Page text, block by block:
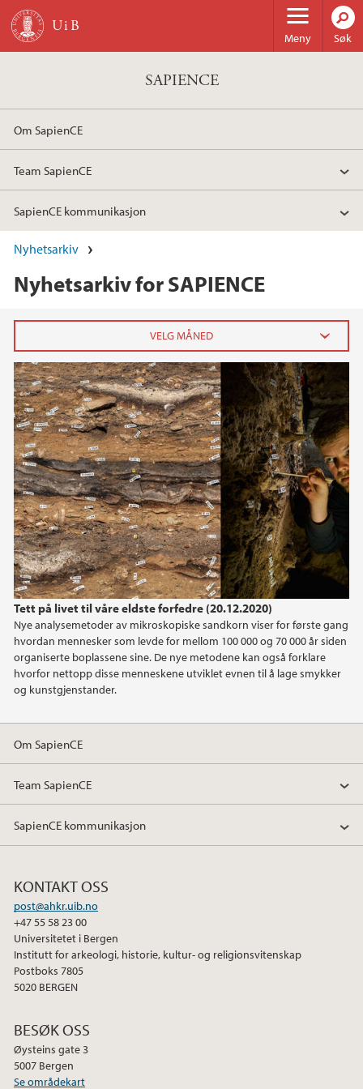
Hopp til hovedinnhold
Meny Søk
SAPIENCE
Om SapienCE
Team SapienCE
SapienCE kommunikasjon
Nyhetsarkiv
Nyhetsarkiv for SAPIENCE
Tett på livet til våre eldste forfedre (20.12.2020)
Nye analysemetoder av mikroskopiske sandkorn viser for første gang
hvordan mennesker som levde for mellom 100 000 og 70 000 år siden
organiserte boplassene sine. De nye metodene kan også forklare
hvorfor nettopp disse menneskene utviklet evnen til å lage smykker
og kunstgjenstander.
2023
november (1)
oktober (1)
juni (1)
2022
2020
2019
2018
2017
Om SapienCE
Team SapienCE
SapienCE kommunikasjon
KONTAKT OSS
post@ahkr.uib.no
+47 55 58 23 00
Universitetet i Bergen
Institutt for arkeologi, historie, kultur- og religionsvitenskap
Postboks 7805
5020 BERGEN
BESØK OSS
Øysteins gate 3
5007 Bergen
Se områdekart